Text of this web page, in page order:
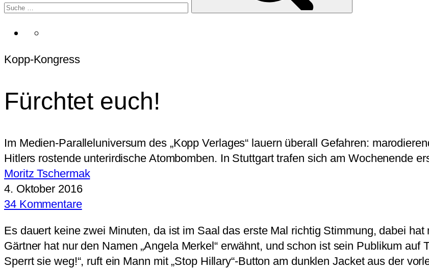
Kopp-Kongress
Fürchtet euch!
Im Medien-Paralleluniversum des „Kopp Verlages“ lauern überall Gefahren:
Hitlers rostende unterirdische Atombomben. In Stuttgart trafen sich am Wochenende
Moritz Tschermak
4. Oktober 2016
34 Kommentare
Es dauert keine zwei Minuten, da ist im Saal das erste Mal richtig Stimmung, dabei
Gärtner hat nur den Namen „Angela Merkel“ erwähnt, und schon ist sein Publikum auf
Sperrt sie weg!“, ruft ein Mann mit „Stop Hillary“-Button am dunklen Jacket aus der